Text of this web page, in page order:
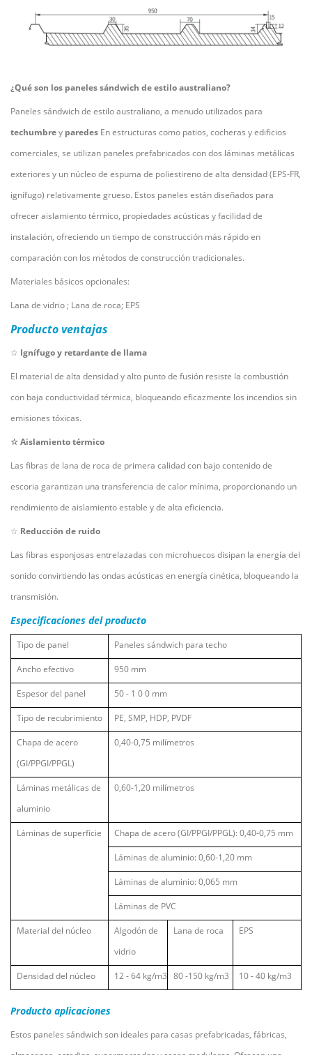
¿Qué son los paneles sándwich de estilo australiano?
Paneles sándwich de estilo australiano, a menudo utilizados para
techumbrey paredes En estructuras como patios, cocheras y edificios
comerciales, se utilizan paneles prefabricados con dos láminas metálicas
exteriores y un núcleo de espuma de poliestireno de alta densidad (EPS-FR,
ignífugo) relativamente grueso. Estos paneles están diseñados para
ofrecer aislamiento térmico, propiedades acústicas y facilidad de
instalación, ofreciendo un tiempo de construcción más rápido en
comparación con los métodos de construcción tradicionales.
Materiales básicos opcionales:
Lana de vidrio ; Lana de roca; EPS
Productoventajas
☆ Ignífugo y retardante de llama
El material de alta densidad y alto punto de fusión resiste la combustión
con baja conductividad térmica, bloqueando eficazmente los incendios sin
emisiones tóxicas.
☆Aislamiento térmico
Las fibras de lana de roca de primera calidad con bajo contenido de
escoria garantizan una transferencia de calor mínima, proporcionando un
rendimiento de aislamiento estable y de alta eficiencia.
☆ Reducción de ruido
Las fibras esponjosas entrelazadas con microhuecos disipan la energía del
sonido convirtiendo las ondas acústicas en energía cinética, bloqueando la
transmisión.
Especificaciones del producto
Tipo de panel Paneles sándwich para techo
Ancho efectivo 950 mm
Espesor del panel 50- 1 00 mm
Tipo de recubrimiento PE, SMP, HDP, PVDF
Chapa de acero
(GI/PPGI/PPGL)
0,40-0,75 milímetros
Láminas metálicas de
aluminio
0,60-1,20 milímetros
Láminas de superficie Chapa de acero (GI/PPGI/PPGL): 0,40-0,75 mm
Láminas de aluminio: 0,60-1,20 mm
Láminas de aluminio: 0,065 mm
Láminas de PVC
Material del núcleo
Algodón de
vidrio
Lana de roca EPS
Densidad del núcleo 12-64 kg/m3 80-150 kg/m3 10-40 kg/m3
Producto aplicaciones
Estos paneles sándwich son ideales para casas prefabricadas, fábricas,